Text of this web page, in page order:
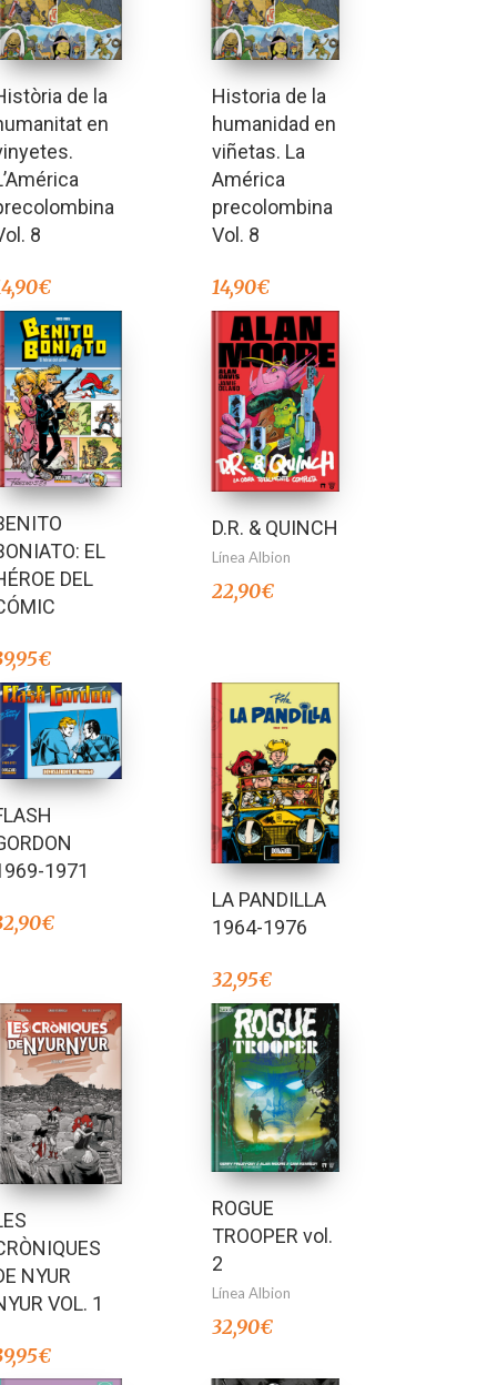
de la
en
8
€
Historia de la
humanidad en
viñetas. La
América
precolombina
Vol. 8
14,90€
EL
DEL
€
D.R. & QUINCH
Línea Albion
22,90€
1971
€
LA PANDILLA
1964-1976
32,95€
NYUR
VOL. 1
€
ROGUE
TROOPER vol.
2
Línea Albion
32,90€